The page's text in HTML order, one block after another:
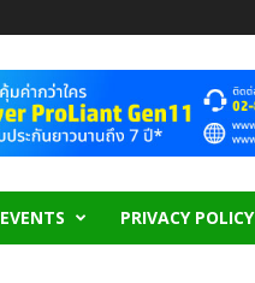
EVENTS PRIVACY POLICY